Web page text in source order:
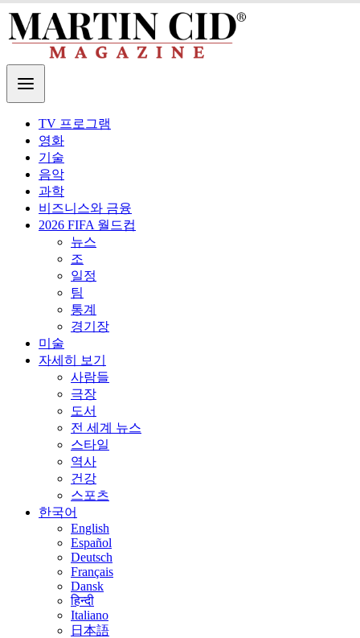
TV 프로그램
영화
기술
음악
과학
비즈니스와 금융
2026 FIFA 월드컵
뉴스
조
일정
팀
통계
경기장
미술
자세히 보기
사람들
극장
도서
전 세계 뉴스
스타일
역사
건강
스포츠
한국어
English
Español
Deutsch
Français
Dansk
हिन्दी
Italiano
日本語